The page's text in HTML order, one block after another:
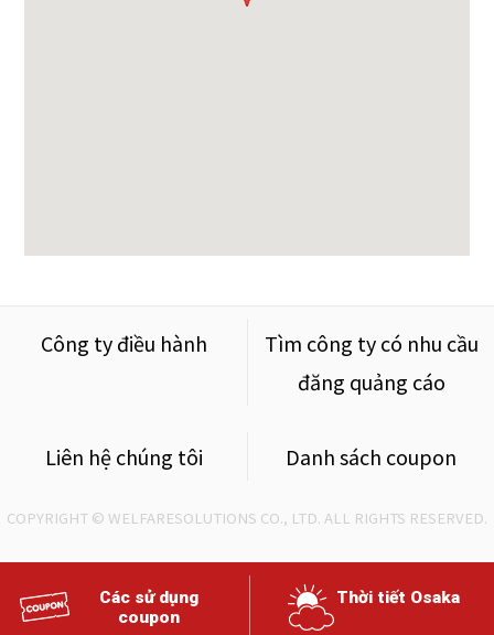
Các sử dụng
coupon
Thời tiết Osaka
Công ty điều hành
Tìm công ty có nhu cầu
đăng quảng cáo
Liên hệ chúng tôi Danh sách coupon
COPYRIGHT © WELFARESOLUTIONS CO., LTD. ALL RIGHTS RESERVED.